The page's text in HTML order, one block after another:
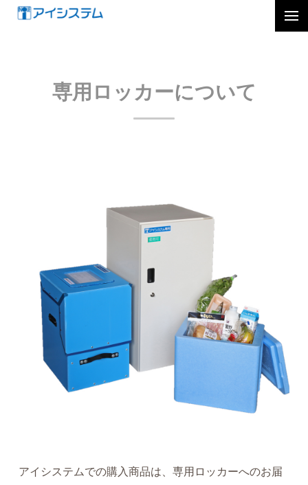
専用ロッカーについて
アイシステムでの購入商品は、専用ロッカーへのお届